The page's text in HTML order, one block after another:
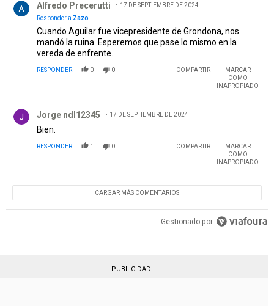
Alfredo Precerutti
17 DE SEPTIEMBRE DE 2024
Responder a Zazo
Cuando Aguilar fue vicepresidente de Grondona, nos
mandó la ruina. Esperemos que pase lo mismo en la
vereda de enfrente.
RESPONDER 0 0 COMPARTIR
MARCAR
COMO
INAPROPIADO
Jorge ndl12345 17 DE SEPTIEMBRE DE 2024
Bien.
RESPONDER 1 0 COMPARTIR
MARCAR
COMO
INAPROPIADO
CARGAR MÁS COMENTARIOS
Gestionado por
PUBLICIDAD